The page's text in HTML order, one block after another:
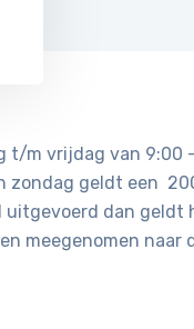
vrijdag van 9:00
zondag geldt een
dan
meegenomen naar